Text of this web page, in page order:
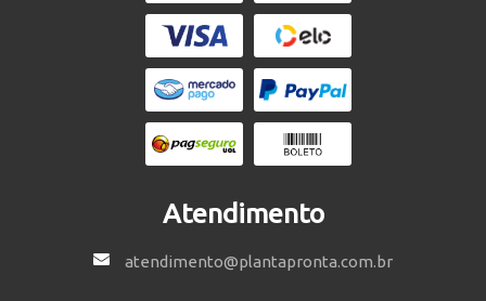
Atendimento
atendimento@plantapronta.com.br